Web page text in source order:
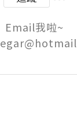
Email我啦~